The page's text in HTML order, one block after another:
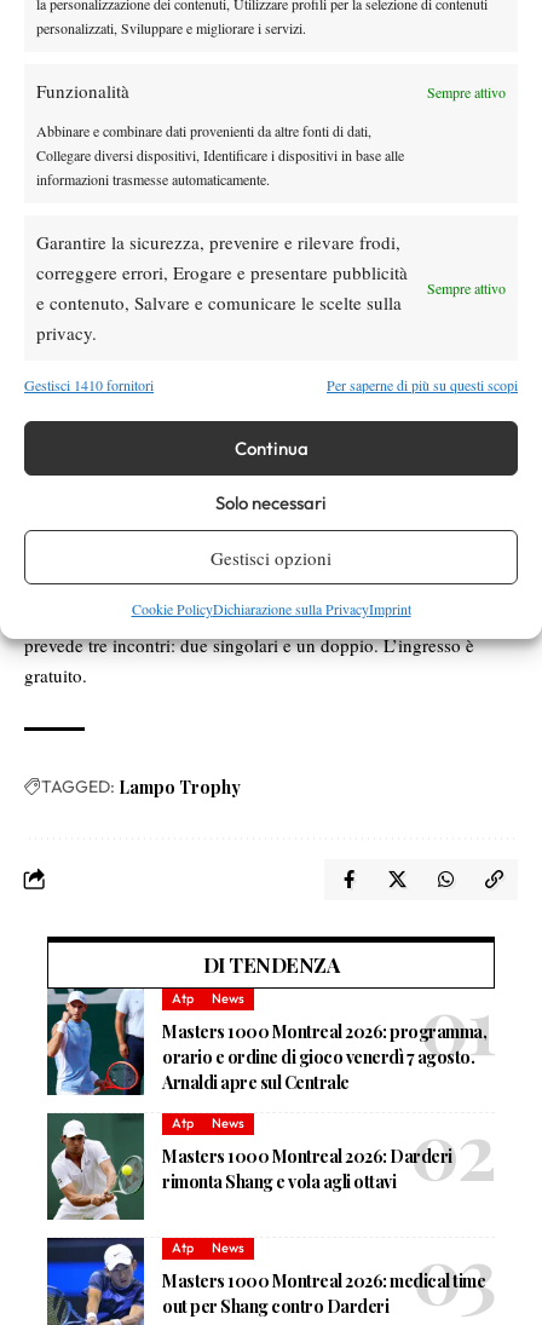
personalizzati, Sviluppare e migliorare i servizi.
Funzionalità Sempre attivo
Abbinare e combinare dati provenienti da altre fonti di dati,
Collegare diversi dispositivi, Identificare i dispositivi in base alle
informazioni trasmesse automaticamente.
Garantire la sicurezza, prevenire e rilevare frodi,
correggere errori, Erogare e presentare pubblicità
e contenuto, Salvare e comunicare le scelte sulla
privacy.
Sempre attivo
Gestisci 1410 fornitori Per saperne di più su questi scopi
Continua
Solo necessari
Gestisci opzioni
Cookie PolicyDichiarazione sulla PrivacyImprint
Ospitaletto).
Prima giornata (martedì 2 luglio)
B), Svizzera vs. Slovenia (girone C).
Seconda giornata (mercoledì 3 luglio)
Corea del Sud vs. Italia (girone A), Israele vs. Messico (girone
B), Slovenia vs. Canada (girone C).
Gran Bretagna vs. Corea del Sud (girone A), Messico vs. Austria
(girone B), Canada vs. Svizzera (girone C).
LE FORMAZIONI DELL’ITALIA
Maschile: Giovanni Di Leva, Michele Piazzolla, Federico
Polito (capitano Luca Ronzoni).
IL PROGRAMMA
Da martedì 2 a giovedì 4 luglio: gironi di qualificazione. Incontri
femminili a partire dalle ore 8.45, incontri maschili non prima
delle ore 14.00. Venerdì 5 luglio: semifinali maschili e femminili.
Sabato 6 luglio: finali maschili e femminili. Passano in semifinale
le prime di ogni girone, più la miglior seconda. Ogni sfida
prevede tre incontri: due singolari e un doppio. L’ingresso è
gratuito.
TAGGED: Lampo Trophy
DI TENDENZA
Atp News
Masters 1000 Montreal 2026: programma,
orario e ordine di gioco venerdì 7 agosto.
Arnaldi apre sul Centrale
Atp News
Masters 1000 Montreal 2026: Darderi
rimonta Shang e vola agli ottavi
Atp News
Masters 1000 Montreal 2026: medical time
out per Shang contro Darderi